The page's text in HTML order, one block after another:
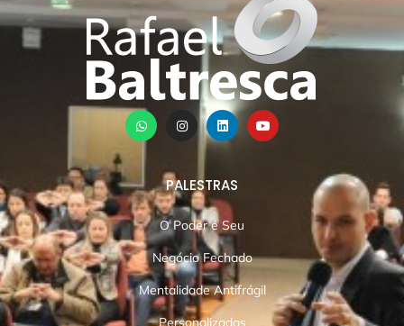
PALESTRAS
O Poder é Seu
Negócio Fechado
Mentalidade Antifrágil
Personalizadas